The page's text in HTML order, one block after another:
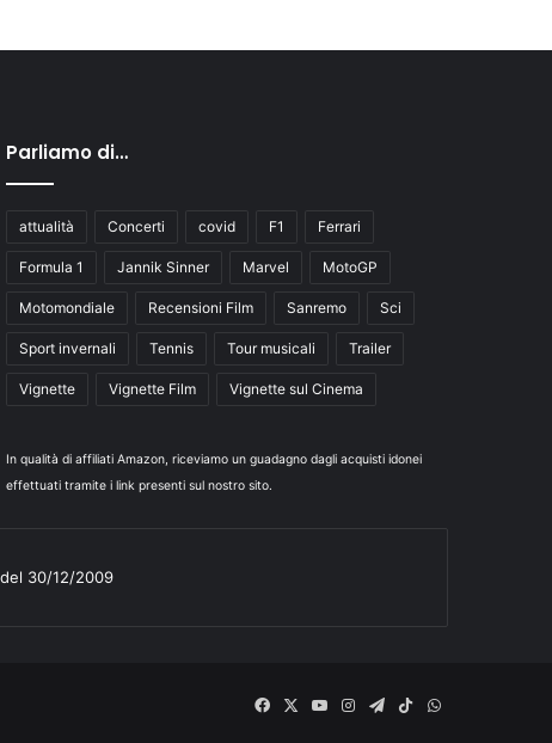
Parliamo di…
attualità Concerti covid F1 Ferrari
Formula 1 Jannik Sinner Marvel MotoGP
Motomondiale Recensioni Film Sanremo Sci
Sport invernali Tennis Tour musicali Trailer
Vignette Vignette Film Vignette sul Cinema
In qualità di affiliati Amazon, riceviamo un guadagno dagli acquisti idonei
effettuati tramite i link presenti sul nostro sito.
30/12/2009
Facebook
X
YouInstagram
Telegram
TikTokWhatsApp